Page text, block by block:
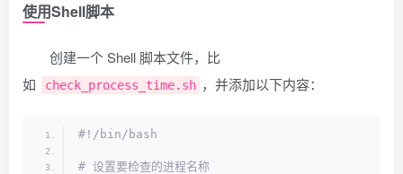
使用Shell脚本
创建一个 Shell 脚本文件，比
如
check_process_time.sh ，并添加以下内容：
#!/bin/bash
# 设置要检查的进程名称